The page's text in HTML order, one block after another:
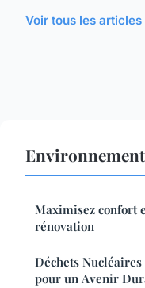
Voir tous les
Maximisez confort
rénovation
Déchets
pour un Avenir